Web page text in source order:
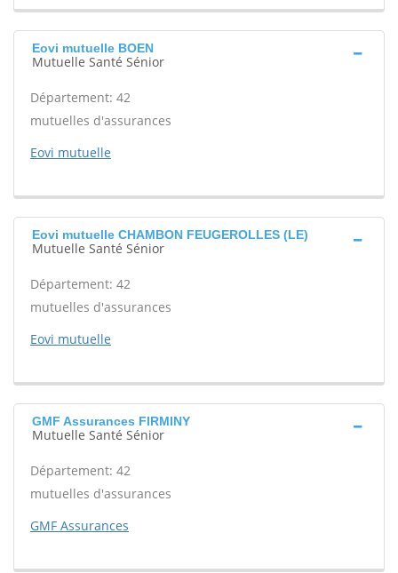
Eovi mutuelle BOEN
Mutuelle Santé Sénior
Département: 42
mutuelles d'assurances
Eovi mutuelle
Eovi mutuelle CHAMBON FEUGEROLLES (LE)
Mutuelle Santé Sénior
Département: 42
mutuelles d'assurances
Eovi mutuelle
GMF Assurances FIRMINY
Mutuelle Santé Sénior
Département: 42
mutuelles d'assurances
GMF Assurances